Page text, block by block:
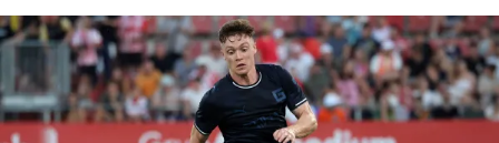
КІБЕРСПОРТ
ЧС-2026